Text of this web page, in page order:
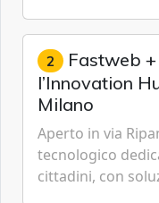
2 Fastweb +
l’Innovation
Milano
Aperto in via
tecnologico
cittadini, con